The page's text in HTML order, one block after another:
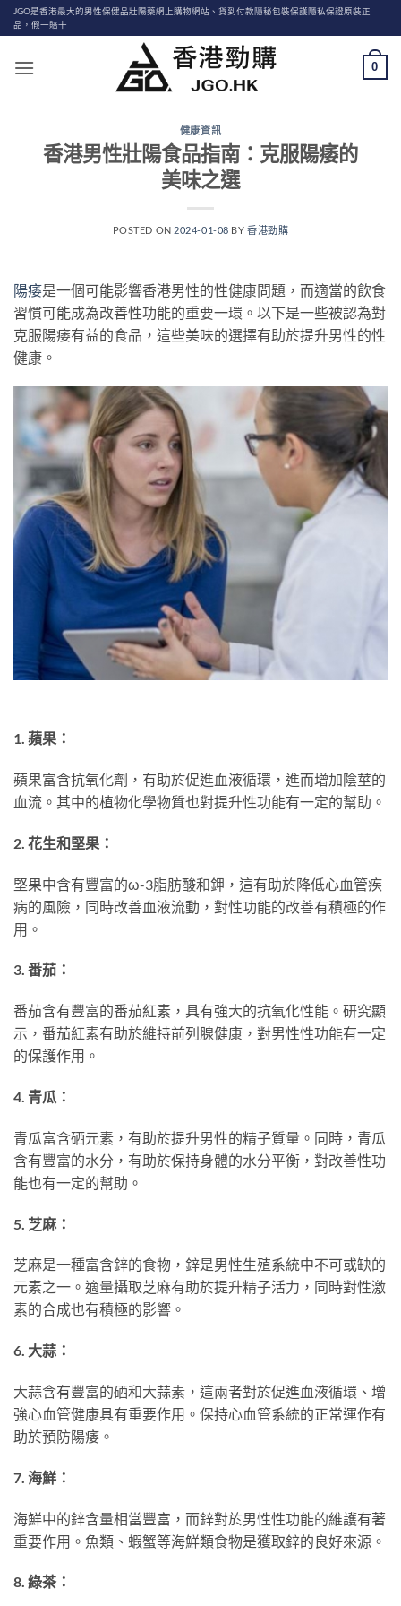
Skip
to
JGO是香港最大的男性保健品壯陽藥網上購物網站、貨到付款隱秘包裝保護隱私保證原裝正
品，假一賠十
0
健康資訊
香港男性壯陽食品指南：克服陽痿的
美味之選
POSTED ON 2024-01-08 BY香港勁購
陽痿是一個可能影響香港男性的性健康問題，而適當的飲食
習慣可能成為改善性功能的重要一環。以下是一些被認為對
克服陽痿有益的食品，這些美味的選擇有助於提升男性的性
健康。
1. 蘋果：
蘋果富含抗氧化劑，有助於促進血液循環，進而增加陰莖的
血流。其中的植物化學物質也對提升性功能有一定的幫助。
2. 花生和堅果：
堅果中含有豐富的ω-3脂肪酸和鉀，這有助於降低心血管疾
病的風險，同時改善血液流動，對性功能的改善有積極的作
用。
3. 番茄：
番茄含有豐富的番茄紅素，具有強大的抗氧化性能。研究顯
示，番茄紅素有助於維持前列腺健康，對男性性功能有一定
的保護作用。
4. 青瓜：
青瓜富含硒元素，有助於提升男性的精子質量。同時，青瓜
含有豐富的水分，有助於保持身體的水分平衡，對改善性功
能也有一定的幫助。
5. 芝麻：
芝麻是一種富含鋅的食物，鋅是男性生殖系統中不可或缺的
元素之一。適量攝取芝麻有助於提升精子活力，同時對性激
素的合成也有積極的影響。
6. 大蒜：
大蒜含有豐富的硒和大蒜素，這兩者對於促進血液循環、增
強心血管健康具有重要作用。保持心血管系統的正常運作有
助於預防陽痿。
7. 海鮮：
海鮮中的鋅含量相當豐富，而鋅對於男性性功能的維護有著
重要作用。魚類、蝦蟹等海鮮類食物是獲取鋅的良好來源。
8. 綠茶：